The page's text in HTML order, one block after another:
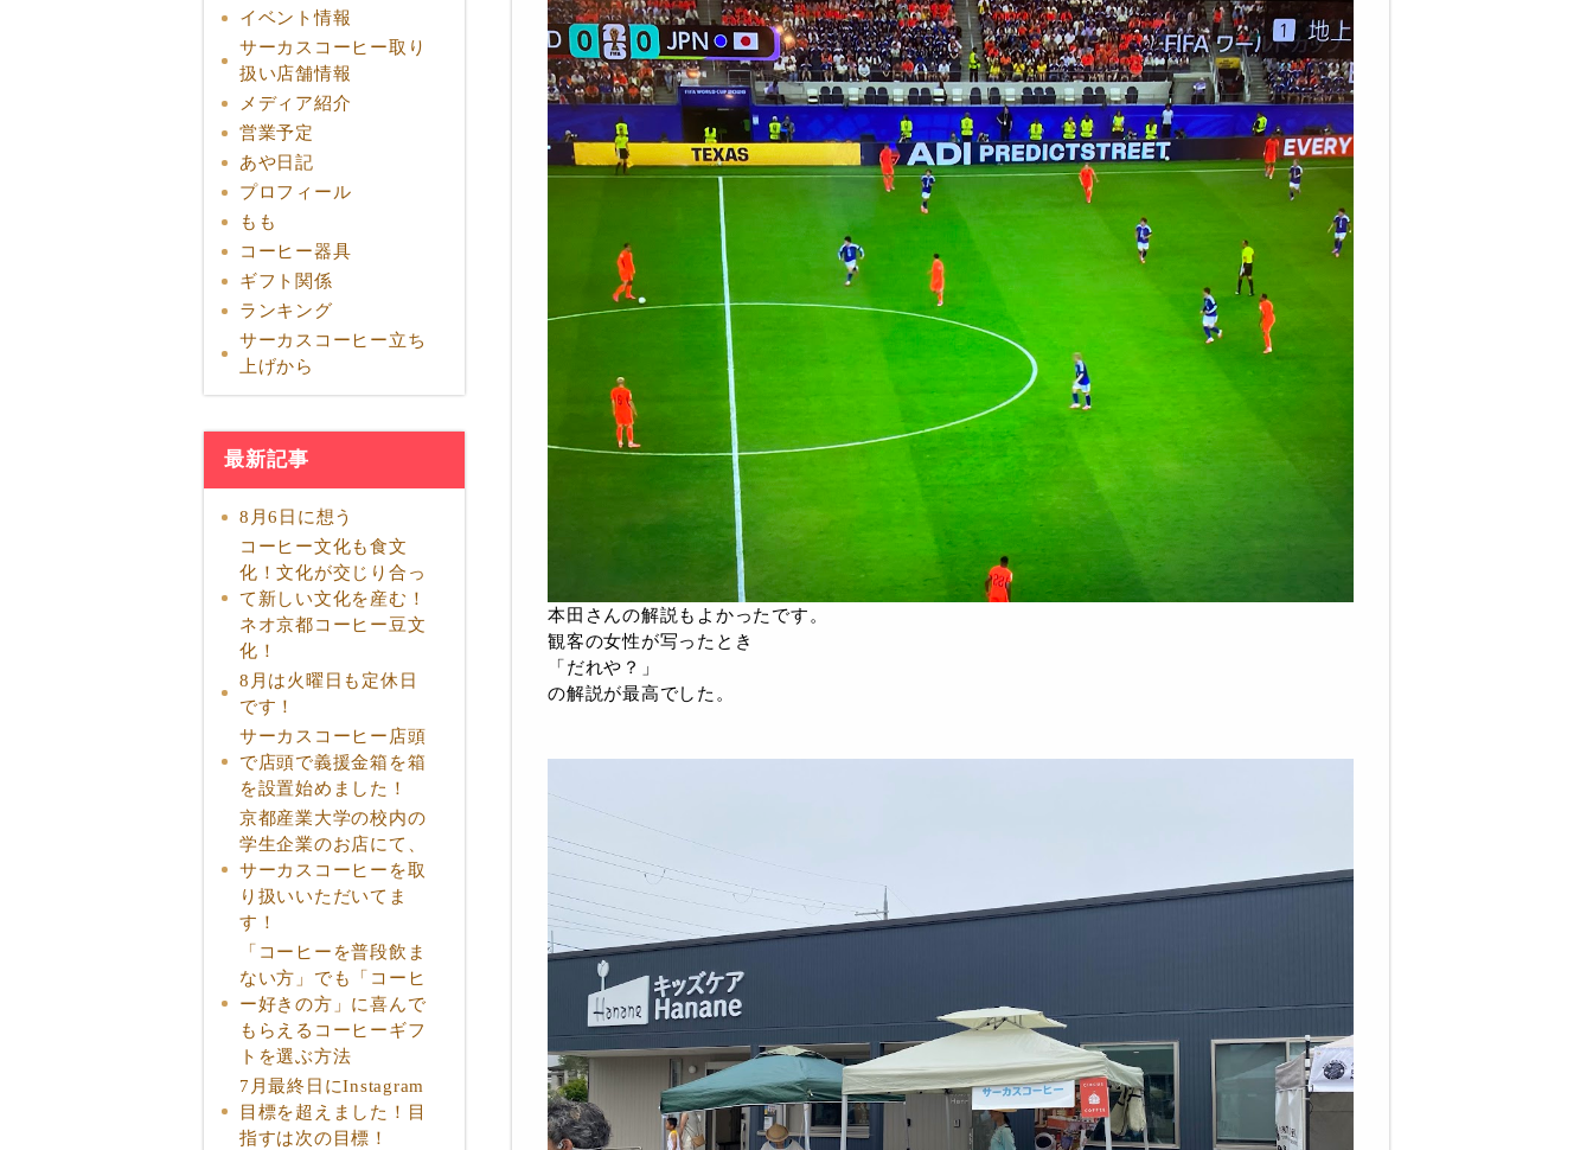
イベント情報
サーカスコーヒー取り
扱い店舗情報
メディア紹介
営業予定
あや日記
プロフィール
もも
コーヒー器具
ギフト関係
ランキング
サーカスコーヒー立ち
上げから
最新記事
8月6日に想う
コーヒー文化も食文
化！文化が交じり合っ
て新しい文化を産む！
ネオ京都コーヒー豆文
化！
8月は火曜日も定休日
です！
サーカスコーヒー店頭
で店頭で義援金箱を箱
を設置始めました！
京都産業大学の校内の
学生企業のお店にて、
サーカスコーヒーを取
り扱いいただいてま
す！
「コーヒーを普段飲ま
ない方」でも「コーヒ
ー好きの方」に喜んで
もらえるコーヒーギフ
トを選ぶ方法
7月最終日にInstagram
目標を超えました！目
指すは次の目標！
本田さんの解説もよかったです。
観客の女性が写ったとき
「だれや？」
の解説が最高でした。